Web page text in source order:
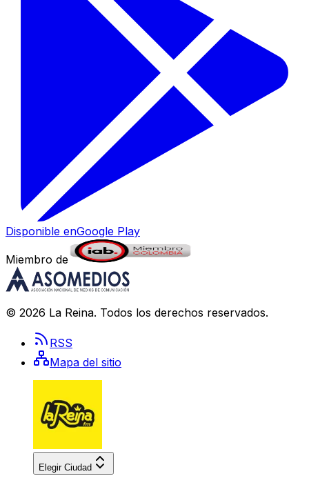
Disponible enGoogle Play
Miembro de
© 2026 La Reina. Todos los derechos reservados.
RSS
Mapa del sitio
Elegir Ciudad